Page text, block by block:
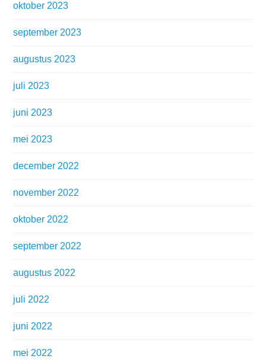
oktober 2023
september 2023
augustus 2023
juli 2023
juni 2023
mei 2023
december 2022
november 2022
oktober 2022
september 2022
augustus 2022
juli 2022
juni 2022
mei 2022